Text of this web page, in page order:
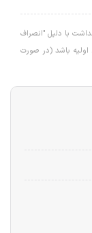
با دلیل "انصراف
اولیه باشد (در صورت